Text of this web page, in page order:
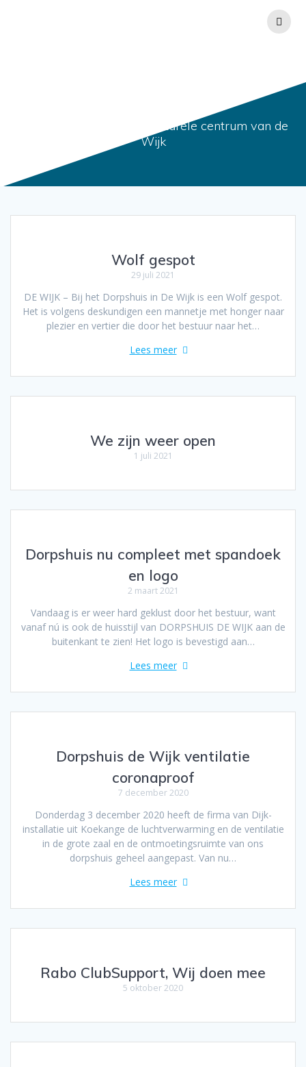
Dorpshuis de Wijk Het culturele centrum van de
Wijk
Wolf gespot
29 juli 2021
DE WIJK – Bij het Dorpshuis in De Wijk is een Wolf gespot.
Het is volgens deskundigen een mannetje met honger naar
plezier en vertier die door het bestuur naar het…
Lees meer
We zijn weer open
1 juli 2021
Dorpshuis nu compleet met spandoek
en logo
2 maart 2021
Vandaag is er weer hard geklust door het bestuur, want
vanaf nú is ook de huisstijl van DORPSHUIS DE WIJK aan de
buitenkant te zien! Het logo is bevestigd aan…
Lees meer
Dorpshuis de Wijk ventilatie
coronaproof
7 december 2020
Donderdag 3 december 2020 heeft de firma van Dijk-
installatie uit Koekange de luchtverwarming en de ventilatie
in de grote zaal en de ontmoetingsruimte van ons
dorpshuis geheel aangepast. Van nu…
Lees meer
Rabo ClubSupport, Wij doen mee
5 oktober 2020